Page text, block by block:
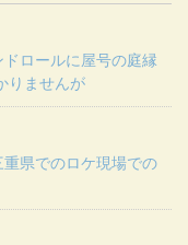
ロールに屋号の庭縁
りませんが
県でのロケ現場での